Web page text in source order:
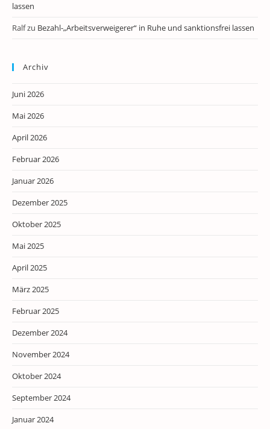
lassen
Ralfzu Bezahl-„Arbeitsverweigerer“ in Ruhe und sanktionsfrei lassen
Archiv
Juni 2026
Mai 2026
April 2026
Februar 2026
Januar 2026
Dezember 2025
Oktober 2025
Mai 2025
April 2025
März 2025
Februar 2025
Dezember 2024
November 2024
Oktober 2024
September 2024
Januar 2024